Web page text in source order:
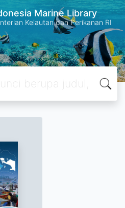
Marine Library
Kelautan dan Perikanan RI